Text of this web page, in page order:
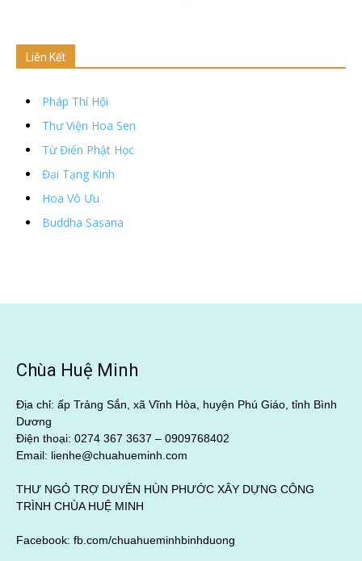
Liên Kết
Pháp Thí Hội
Thư Viện Hoa Sen
Từ Điển Phật Học
Đại Tạng Kinh
Hoa Vô Ưu
Buddha Sasana
Chùa Huệ Minh
Địa chỉ: ấp Trảng Sắn, xã Vĩnh Hòa, huyện Phú Giáo, tỉnh Bình
Dương
Điện thoại: 0274 367 3637 – 0909768402
Email: lienhe@chuahueminh.com
THƯ NGỎ TRỢ DUYÊN HÙN PHƯỚC XÂY DỰNG CÔNG
TRÌNH CHÙA HUỆ MINH
Facebook: fb.com/chuahueminhbinhduong